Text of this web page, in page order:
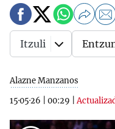
Alazne Manzanos
15·05·26
00:29 |
Itzuli